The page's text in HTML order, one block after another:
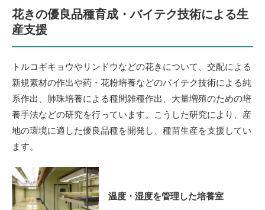
花きの優良品種育成・バイテク技術による生
産支援
トルコギキョウやリンドウなどの花きについて、交配による
新規素材の作出や葯・花粉培養などのバイテク技術による純
系作出、肺珠培養による種間雑種作出、大量増殖のための培
養手法などの研究を行っています。こうした研究により、産
地の環境に適した優良品種を開発し、種苗生産を支援してい
ます。
温度・湿度を管理した培養室